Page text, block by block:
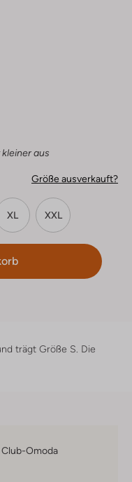
aus
Größe ausverkauft?
XL XXL
trägt Größe S. Die
Omoda